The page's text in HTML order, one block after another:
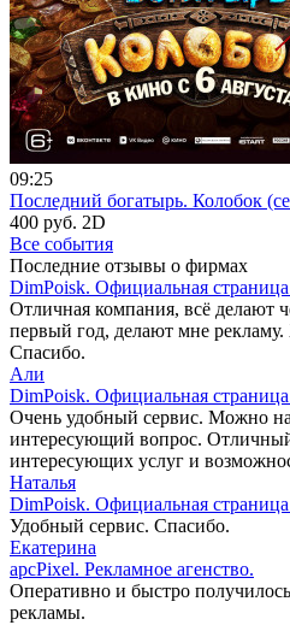
09:25
Последний богатырь. Колобок
400 руб. 2D
Все события
Последние отзывы о фирмах
DimPoisk. Официальная страница
Отличная компания, всё делают
первый год, делают мне
Спасибо.
Али
DimPoisk. Официальная страница
Очень удобный сервис. Можно
интересующий вопрос.
интересующих услуг и
Наталья
DimPoisk. Официальная страница
Удобный сервис. Спасибо.
Екатерина
apcPixel. Рекламное агенство.
Оперативно и быстро
рекламы.